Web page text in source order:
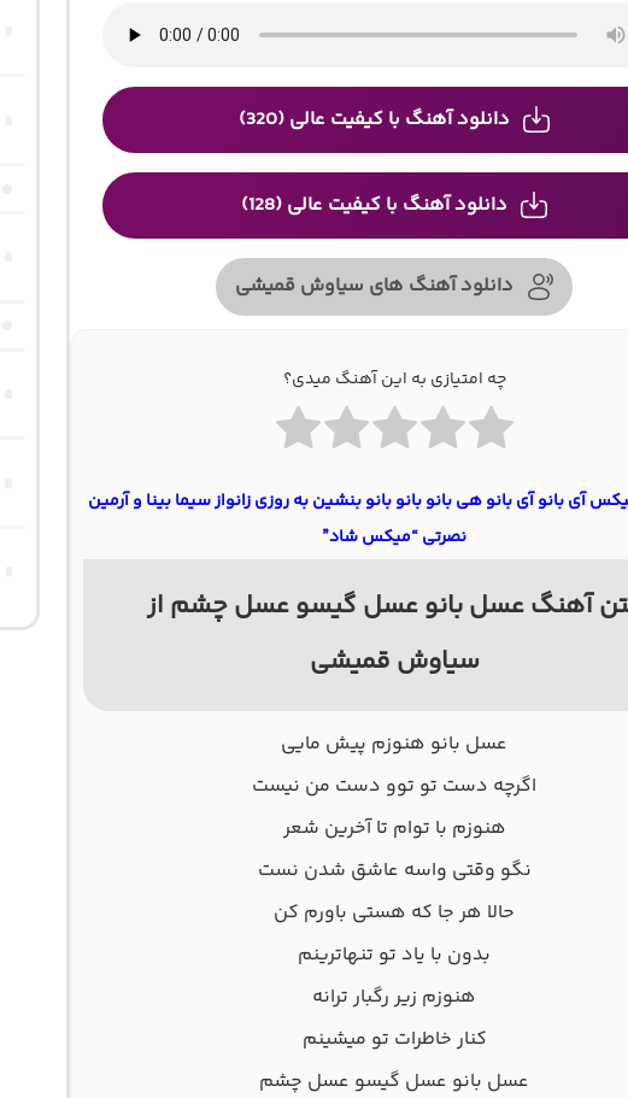
دانلود آهنگ با کیفیت عالی (320)
دانلود آهنگ با کیفیت عالی (128)
دانلود آهنگ های سیاوش قمیشی
چه امتیازی به این آهنگ میدی؟
آی بانو آی بانو هی بانو بانو بانو بنشین به روزی زانواز سیما بینا و آرمین
نصرتی “میکس شاد”
آهنگ عسل بانو عسل گیسو عسل چشم از
سیاوش قمیشی
عسل بانو هنوزم پیش مایی
اگرچه دست تو توو دست من نیست
هنوزم با توام تا آخرین شعر
نگو وقتی واسه عاشق شدن نست
حالا هر جا که هستی باورم کن
بدون با یاد تو تنهاترینم
هنوزم زیر رگبار ترانه
کنار خاطرات تو میشینم
عسل بانو عسل گیسو عسل چشم